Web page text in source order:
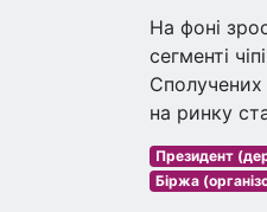
На фоні
сегменті
Сполучених
на ринку
Президент
Біржа